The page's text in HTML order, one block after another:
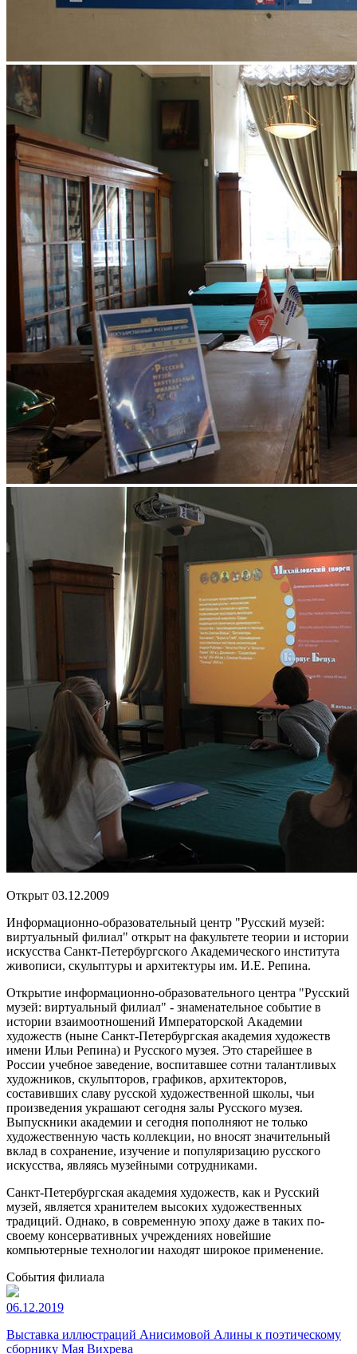
Открыт 03.12.2009
Информационно-образовательный центр "Русский музей:
виртуальный филиал" открыт на факультете теории и истории
искусства Санкт-Петербургского Академического института
живописи, скульптуры и архитектуры им. И.Е. Репина.
Открытие информационно-образовательного центра "Русский
музей: виртуальный филиал" - знаменательное событие в
истории взаимоотношений Императорской Академии
художеств (ныне Санкт-Петербургская академия художеств
имени Ильи Репина) и Русского музея. Это старейшее в
России учебное заведение, воспитавшее сотни талантливых
художников, скульпторов, графиков, архитекторов,
составивших славу русской художественной школы, чьи
произведения украшают сегодня залы Русского музея.
Выпускники академии и сегодня пополняют не только
художественную часть коллекции, но вносят значительный
вклад в сохранение, изучение и популяризацию русского
искусства, являясь музейными сотрудниками.
Санкт-Петербургская академия художеств, как и Русский
музей, является хранителем высоких художественных
традиций. Однако, в современную эпоху даже в таких по-
своему консервативных учреждениях новейшие
компьютерные технологии находят широкое применение.
События филиала
06.12.2019
Выставка иллюстраций Анисимовой Алины к поэтическому
сборнику Мая Вихрева